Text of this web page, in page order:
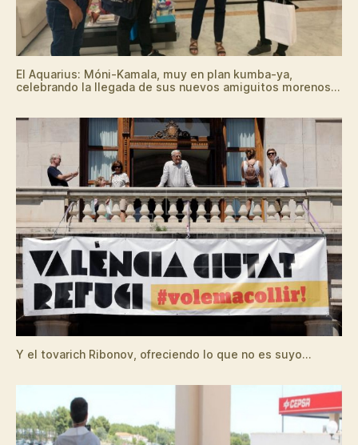
El Aquarius: Móni-Kamala, muy en plan kumba-ya,
celebrando la llegada de sus nuevos amiguitos morenos…
Y el tovarich Ribonov, ofreciendo lo que no es suyo…